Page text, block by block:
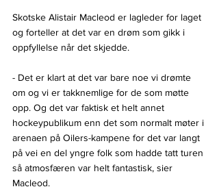
Skotske Alistair Macleod er lagleder for laget
og forteller at det var en drøm som gikk i
oppfyllelse når det skjedde.
- Det er klart at det var bare noe vi drømte
om og vi er takknemlige for de som møtte
opp. Og det var faktisk et helt annet
hockeypublikum enn det som normalt møter i
arenaen på Oilers-kampene for det var langt
på vei en del yngre folk som hadde tatt turen
så atmosfæren var helt fantastisk, sier
Macleod.